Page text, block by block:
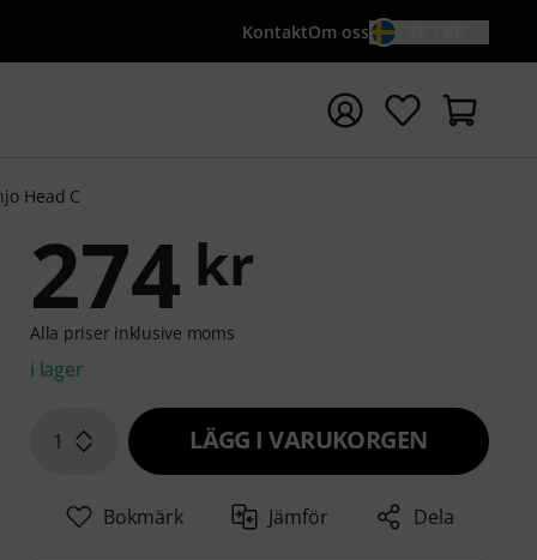
KontaktOm oss
sökningen med söktermen {searchTerm}
Head C
274 kr
Alla priser inklusive moms
i lager
1 LÄGG I VARUKORGEN
Bokmärk Jämför Dela